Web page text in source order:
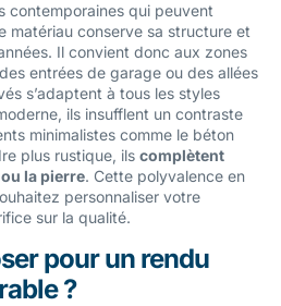
contemporaines qui peuvent
matériau conserve sa structure et
Il convient donc aux zones
entrées de garage ou des allées
s’adaptent à tous les styles
ils insufflent un contraste
minimalistes comme le béton
plus rustique, ils complètent
la pierre. Cette polyvalence en
personnaliser votre
sur la qualité.
pour un rendu
?